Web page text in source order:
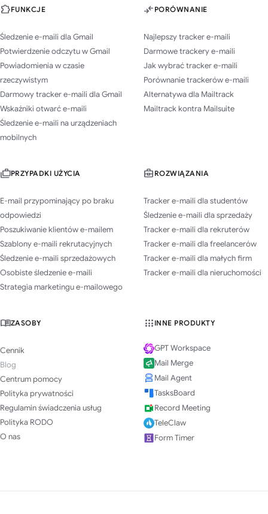
FUNKCJE
Śledzenie e-maili dla Gmail
Potwierdzenie odczytu w Gmail
Powiadomienia w czasie
rzeczywistym
Darmowy tracker e-maili dla Gmail
Wskaźniki otwarć e-maili
Śledzenie e-maili na urządzeniach
mobilnych
PORÓWNANIE
Najlepszy tracker e-maili
Darmowe trackery e-maili
Jak wybrać tracker e-maili
Porównanie trackerów e-maili
Alternatywa dla Mailtrack
Mailtrack kontra Mailsuite
PRZYPADKI UŻYCIA
E-mail przypominający po braku
odpowiedzi
Poszukiwanie klientów e-mailem
Szablony e-maili rekrutacyjnych
Śledzenie e-maili sprzedażowych
Osobiste śledzenie e-maili
Strategia marketingu e-mailowego
ROZWIĄZANIA
Tracker e-maili dla studentów
Śledzenie e-maili dla sprzedaży
Tracker e-maili dla rekruterów
Tracker e-maili dla freelancerów
Tracker e-maili dla małych firm
Tracker e-maili dla nieruchomości
ZASOBY
Cennik
Blog
Centrum pomocy
Polityka prywatności
Regulamin świadczenia usług
Polityka RODO
O nas
INNE PRODUKTY
GPT Workspace
Mail Merge
Mail Agent
TasksBoard
Record Meeting
TeleClaw
Form Timer